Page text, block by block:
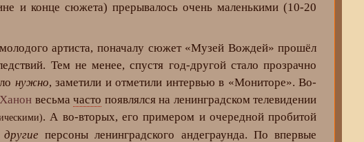
и конце сюжета) прерывалось очень маленькими (10-20
молодого артиста, поначалу сюжет «Музей Вождей» прошёл
Тем не менее, спустя год-другой стало прозрачно
нужно, заметили и отметили интервью в «Мониторе». Во-
весьмачасто появлялся на ленинградском телевидении
. А во-вторых, его примером и очередной пробитой
другие персоны ленинградского андеграунда. По впервые